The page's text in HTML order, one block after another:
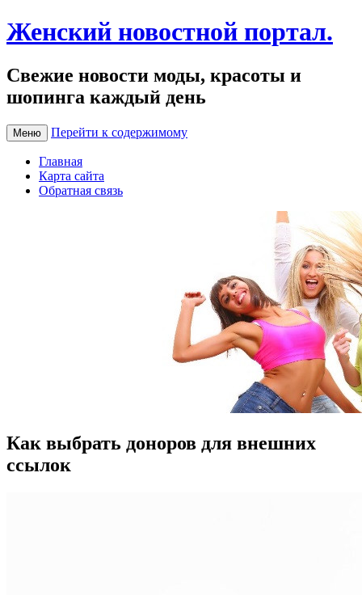
Женский новостной портал.
Свежие новости моды, красоты и
шопинга каждый день
Меню Перейти к содержимому
Главная
Карта сайта
Обратная связь
Как выбрать доноров для внешних
ссылок